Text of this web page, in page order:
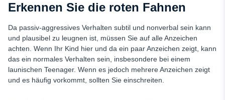
Erkennen Sie die roten Fahnen
Da passiv-aggressives Verhalten subtil und nonverbal sein kann
und plausibel zu leugnen ist, müssen Sie auf alle Anzeichen
achten. Wenn Ihr Kind hier und da ein paar Anzeichen zeigt, kann
das ein normales Verhalten sein, insbesondere bei einem
launischen Teenager. Wenn es jedoch mehrere Anzeichen zeigt
und es häufig vorkommt, sollten Sie einschreiten.